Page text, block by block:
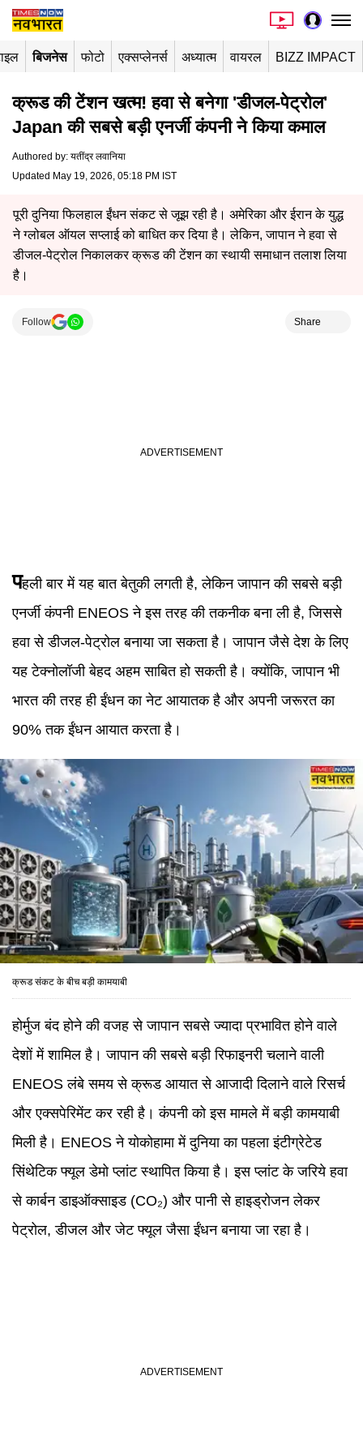
बिजनेस फोटो एक्सप्लेनर्स अध्यात्म वायरल BIZZ IMPACT
क्रूड की टेंशन खत्म! हवा से बनेगा 'डीजल-पेट्रोल'
Japan की सबसे बड़ी एनर्जी कंपनी ने किया कमाल
Authored by: यतींद्र लवानिया
Updated May 19, 2026, 05:18 PM IST
पूरी दुनिया फिलहाल ईंधन संकट से जूझ रही है। अमेरिका और ईरान के युद्ध
ने ग्लोबल ऑयल सप्लाई को बाधित कर दिया है। लेकिन, जापान ने हवा से
डीजल-पेट्रोल निकालकर क्रूड की टेंशन का स्थायी समाधान तलाश लिया
है।
Follow Share
पहली बार में यह बात बेतुकी लगती है, लेकिन जापान की सबसे बड़ी
एनर्जी कंपनी ENEOS ने इस तरह की तकनीक बना ली है, जिससे
हवा से डीजल-पेट्रोल बनाया जा सकता है। जापान जैसे देश के लिए
यह टेक्नोलॉजी बेहद अहम साबित हो सकती है। क्योंकि, जापान भी
भारत की तरह ही ईंधन का नेट आयातक है और अपनी जरूरत का
90% तक ईंधन आयात करता है।
क्रूड संकट के बीच बड़ी कामयाबी
होर्मुज बंद होने की वजह से जापान सबसे ज्यादा प्रभावित होने वाले
देशों में शामिल है। जापान की सबसे बड़ी रिफाइनरी चलाने वाली
ENEOS लंबे समय से क्रूड आयात से आजादी दिलाने वाले रिसर्च
और एक्सपेरिमेंट कर रही है। कंपनी को इस मामले में बड़ी कामयाबी
मिली है। ENEOS ने योकोहामा में दुनिया का पहला इंटीग्रेटेड
सिंथेटिक फ्यूल डेमो प्लांट स्थापित किया है। इस प्लांट के जरिये हवा
से कार्बन डाइऑक्साइड (CO₂) और पानी से हाइड्रोजन लेकर
पेट्रोल, डीजल और जेट फ्यूल जैसा ईंधन बनाया जा रहा है।